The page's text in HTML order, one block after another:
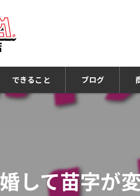
できること ブログ
婚して苗字が